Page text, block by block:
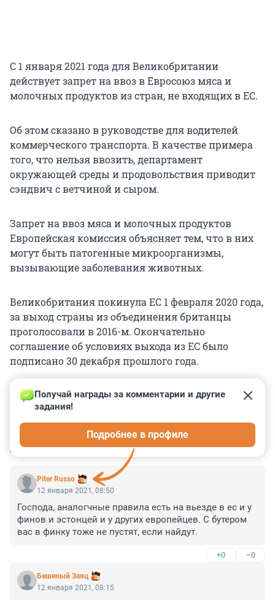
С 1 января 2021 года для Великобритании
действует запрет на ввоз в Евросоюз мяса и
молочных продуктов из стран, не входящих в ЕС.
Об этом сказано в руководстве для водителей
коммерческого транспорта. В качестве примера
того, что нельзя ввозить, департамент
окружающей среды и продовольствия приводит
сэндвич с ветчиной и сыром.
Запрет на ввоз мяса и молочных продуктов
Европейская комиссия объясняет тем, что в них
могут быть патогенные микроорганизмы,
вызывающие заболевания животных.
Великобритания покинула ЕС 1 февраля 2020 года,
за выход страны из объединения британцы
проголосовали в 2016-м. Окончательно
соглашение об условиях выхода из ЕС было
подписано 30 декабря прошлого года.
КОММЕНТАРИИ 12
Piter Russo
Получай награды за комментарии и другие
задания!
Подробнее в профиле
12 января 2021, 08:50
Господа, аналогчные правила есть на вьезде в ес и у
финов и эстонцей и у других европейцев. С бутером
вас в финку тоже не пустят, если найдут.
+0 –0
Бешеный Заяц
12 января 2021, 08:15